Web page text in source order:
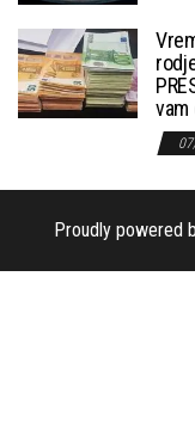
vam
Proudly powered